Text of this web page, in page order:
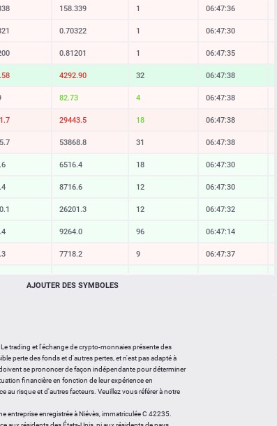
158.339 1 06:47:36
0.70322 1 06:47:30
0.81201 1 06:47:35
4292.90 32 06:47:38
82.73 4 06:47:38
29443.5 18 06:47:38
53868.8 31 06:47:38
6516.4 18 06:47:30
8716.6 12 06:47:30
26201.3 12 06:47:32
9264.0 96 06:47:14
7718.2 9 06:47:37
45.573 86
1.02765
1903.896 302
AJOUTER DES SYMBOLES
trading et l'échange de crypto-monnaies présente des
perte des fonds et d'autres pertes, et n'est pas adapté à
se prononcer de façon indépendante pour déterminer
financière en fonction de leur expérience en
au risque et d'autres facteurs. Veuillez vous référer à notre
entreprise enregistrée à Niévès, immatriculée C 42235.